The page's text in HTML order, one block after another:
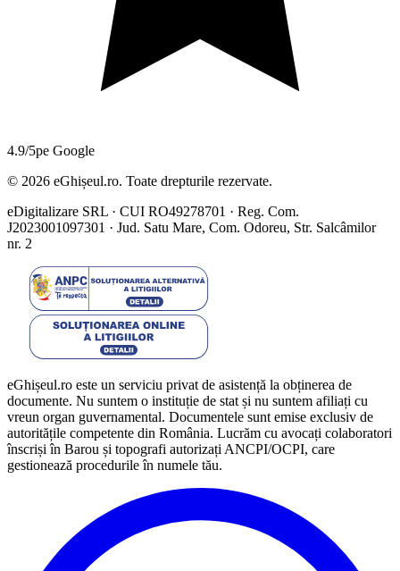
4.9/5pe Google
© 2026 eGhișeul.ro. Toate drepturile rezervate.
eDigitalizare SRL · CUI RO49278701 · Reg. Com.
J2023001097301 · Jud. Satu Mare, Com. Odoreu, Str. Salcâmilor
nr. 2
eGhișeul.ro este un serviciu privat de asistență la obținerea de
documente. Nu suntem o instituție de stat și nu suntem afiliați cu
vreun organ guvernamental. Documentele sunt emise exclusiv de
autoritățile competente din România. Lucrăm cu avocați colaboratori
înscriși în Barou și topografi autorizați ANCPI/OCPI, care
gestionează procedurile în numele tău.